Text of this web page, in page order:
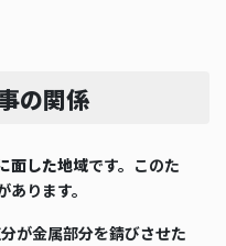
の関係
面した地域です。このた
ります。
が金属部分を錆びさせた